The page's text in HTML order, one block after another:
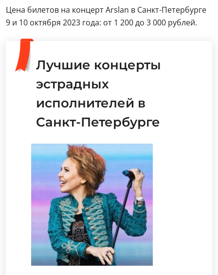
Цена билетов на концерт Arslan в Санкт-Петербурге
9 и 10 октября 2023 года: от 1 200 до 3 000 рублей.
Лучшие концерты
эстрадных
исполнителей в
Санкт-Петербурге